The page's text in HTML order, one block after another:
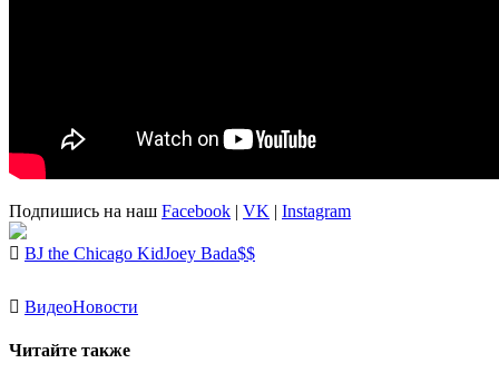
Подпишись на наш Facebook | VK | Instagram
BJ the Chicago KidJoey Bada$$
ВидеоНовости
Читайте также